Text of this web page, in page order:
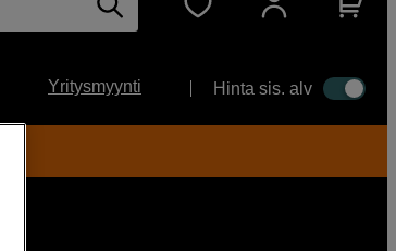
Yritysmyynti Hinta sis. alv